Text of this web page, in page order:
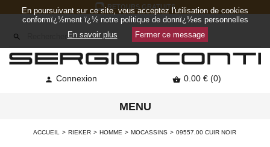
RETOURS GRATUITS

 Connexion  0.00 € (0)
MENU
ACCUEIL RIEKER HOMME MOCASSINS 09557.00 CUIR NOIR
En poursuivant sur ce site, vous acceptez l'utilisation de cookies
conformï¿½ment ï¿½ notre politique de donnï¿½es personnelles
En savoir plus
Fermer ce message